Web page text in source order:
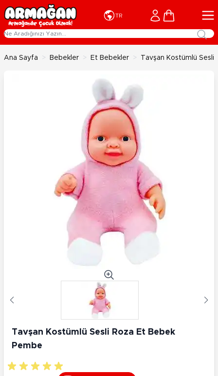
İçeriğe geç
TR Cart
Ana Sayfa > Bebekler > Et Bebekler > Tavşan Kostümlü Sesli
Tavşan Kostümlü Sesli Roza Et Bebek
Pembe